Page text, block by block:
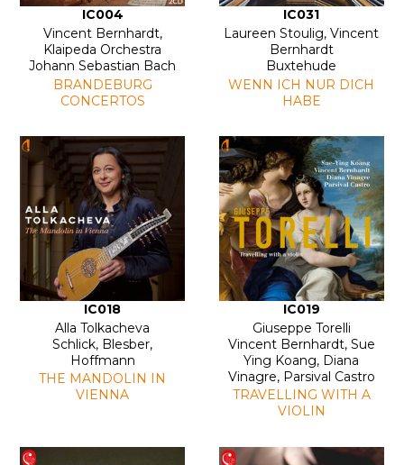
IC004
Vincent Bernhardt,
Klaipeda Orchestra
Johann Sebastian Bach
BRANDEBURG
CONCERTOS
IC031
Laureen Stoulig, Vincent
Bernhardt
Buxtehude
WENN ICH NUR DICH
HABE
IC018
Alla Tolkacheva
Schlick, Blesber,
Hoffmann
THE MANDOLIN IN
VIENNA
IC019
Giuseppe Torelli
Vincent Bernhardt, Sue
Ying Koang, Diana
Vinagre, Parsival Castro
TRAVELLING WITH A
VIOLIN